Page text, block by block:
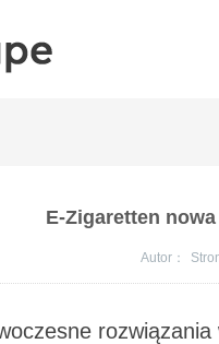
E-Zigaretten
Autor：